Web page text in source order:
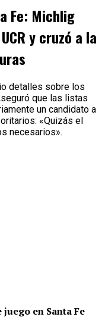
Fe: Michlig
y cruzó a la
detalles sobre los
que las listas
un candidato a
«Quizás el
necesarios».
en Santa Fe